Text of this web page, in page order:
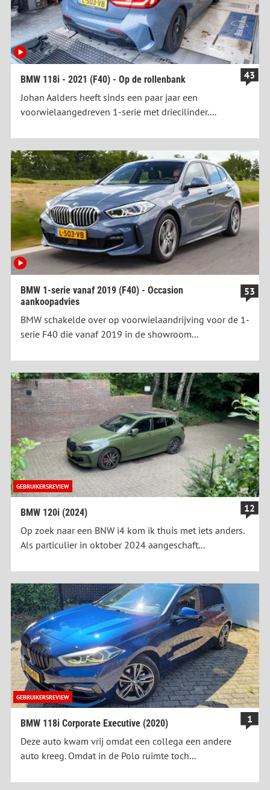
BMW 118i - 2021 (F40) - Op de rollenbank
43
Johan Aalders heeft sinds een paar jaar een
voorwielaangedreven 1-serie met driecilinder....
BMW 1-serie vanaf 2019 (F40) - Occasion
aankoopadvies
53
BMW schakelde over op voorwielaandrijving voor de 1-
serie F40 die vanaf 2019 in de showroom...
GEBRUIKERSREVIEW
BMW 120i (2024)
12
Op zoek naar een BNW i4 kom ik thuis met iets anders.
Als particulier in oktober 2024 aangeschaft...
GEBRUIKERSREVIEW
BMW 118i Corporate Executive (2020)
1
Deze auto kwam vrij omdat een collega een andere
auto kreeg. Omdat in de Polo ruimte toch...